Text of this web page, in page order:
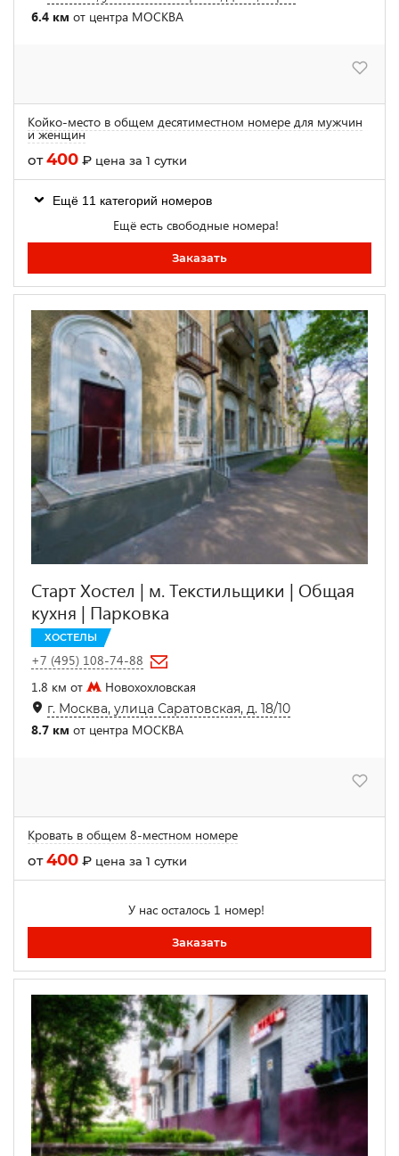
6.4 км от центра МОСКВА
Койко-место в общем десятиместном номере для мужчин
и женщин
от400 ₽ цена за 1 сутки
Ещё 11 категорий номеров
Ещё есть свободные номера!
Заказать
Старт Хостел | м. Текстильщики | Общая
кухня | Парковка
ХОСТЕЛЫ
+7 (495) 108-74-88
1.8 км от
Новохохловская
г. Москва, улица Саратовская, д. 18/10
8.7 км от центра МОСКВА
Кровать в общем 8-местном номере
от400 ₽ цена за 1 сутки
У нас осталось 1 номер!
Заказать